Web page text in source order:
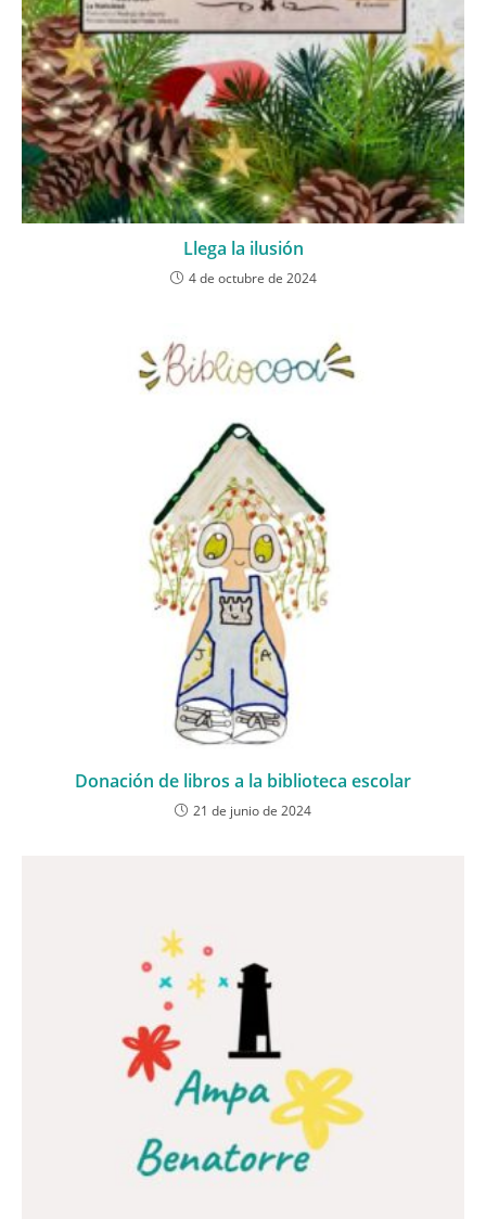
Llega la ilusión
4 de octubre de 2024
Donación de libros a la biblioteca escolar
21 de junio de 2024